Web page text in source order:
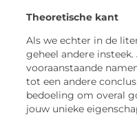
Theoretische kant
Als we echter in de
geheel andere
vooraanstaande
tot een andere
bedoeling om overal
jouw unieke